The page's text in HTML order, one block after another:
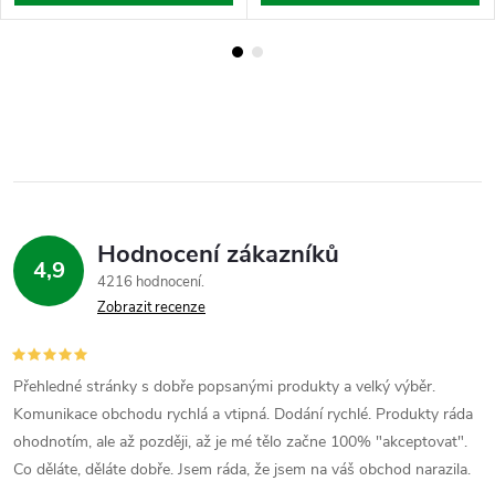
4,9 Hodnocení zákazníků
4216 hodnocení
Zobrazit recenze
Přehledné stránky s dobře popsanými produkty a velký výběr.
Komunikace obchodu rychlá a vtipná. Dodání rychlé. Produkty ráda
ohodnotím, ale až později, až je mé tělo začne 100% "akceptovat".
Co děláte, děláte dobře. Jsem ráda, že jsem na váš obchod narazila.